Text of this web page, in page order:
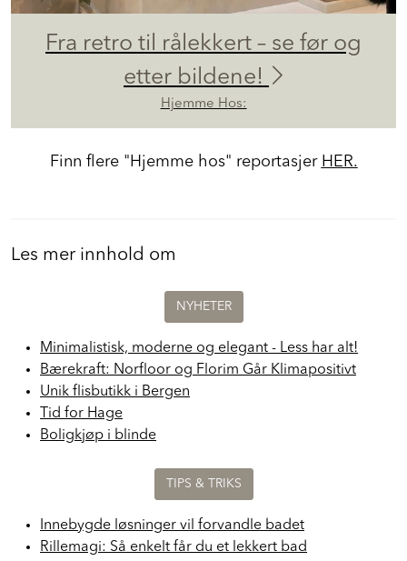
Fra retro til rålekkert – se før og
etter bildene!
Hjemme Hos:
Finn flere "Hjemme hos" reportasjer HER.
Les mer innhold om
NYHETER
Minimalistisk, moderne og elegant - Less har alt!
Bærekraft: Norfloor og Florim Går Klimapositivt
Unik flisbutikk i Bergen
Tid for Hage
Boligkjøp i blinde
TIPS & TRIKS
Innebygde løsninger vil forvandle badet
Rillemagi: Så enkelt får du et lekkert bad